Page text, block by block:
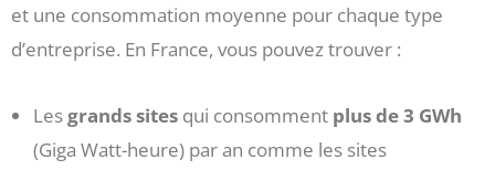
et une consommation moyenne pour chaque type
d’entreprise. En France, vous pouvez trouver :
Lesgrands sites qui consomment plus de 3 GWh
(Giga Watt-heure) par an comme les sites